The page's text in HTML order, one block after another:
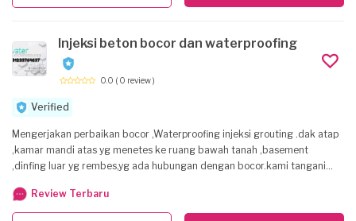
mendapatkan kepercayaan dari mitra kerja maupun pelanggan..
konsisten dan berkelanjutan sesuai dengan perkembangan bisnis di
bidang konstruksi.
Injeksi beton bocor dan waterproofing
0.0 ( 0 review )
Verified
Mengerjakan perbaikan bocor ,Waterproofing injeksi grouting .dak atap
,kamar mandi atas yg menetes ke ruang bawah tanah ,basement
,dinfing luar yg rembes,yg ada hubungan dengan bocor.kami tangani
Review Terbaru